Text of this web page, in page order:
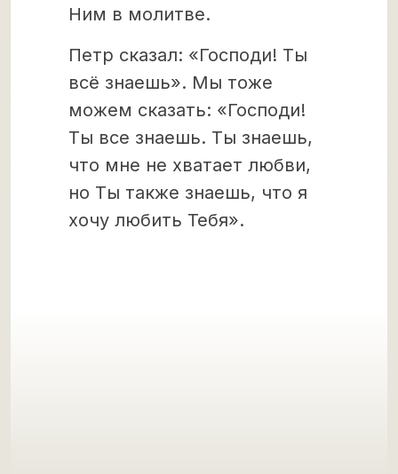
Ним в молитве.
Петр сказал: «Господи! Ты
всё знаешь». Мы тоже
можем сказать: «Господи!
Ты все знаешь. Ты знаешь,
что мне не хватает любви,
но Ты также знаешь, что я
хочу любить Тебя».